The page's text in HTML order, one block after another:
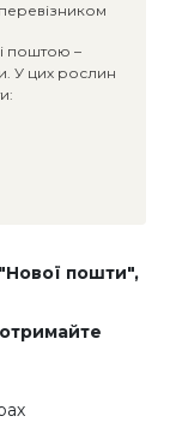
поштою –
У цих рослин
пошти",